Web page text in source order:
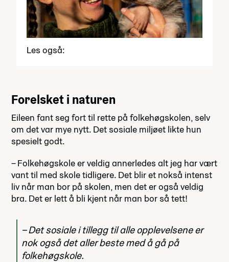
Les også:
Forelsket i naturen
Eileen fant seg fort til rette på folkehøgskolen, selv
om det var mye nytt. Det sosiale miljøet likte hun
spesielt godt.
– Folkehøgskole er veldig annerledes alt jeg har vært
vant til med skole tidligere. Det blir et nokså intenst
liv når man bor på skolen, men det er også veldig
bra. Det er lett å bli kjent når man bor så tett!
Det sosiale i tillegg til alle opplevelsene er
nok også det aller beste med å gå på
folkehøgskole.